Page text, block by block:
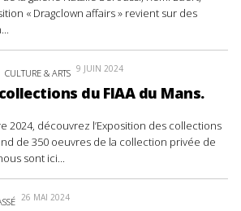
« Dragclown affairs » revient sur des
CULTURE & ARTS 9 JUIN 2024
du FIAA du Mans.
2024, découvrez l’Exposition des collections
de 350 oeuvres de la collection privée de
sont ici...
26 MAI 2024